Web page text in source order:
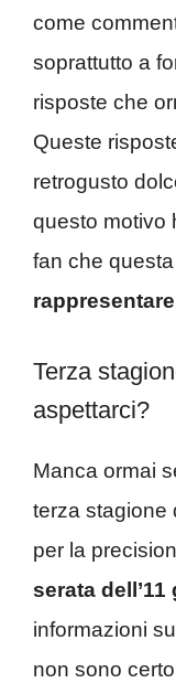
come
soprattutto a
risposte che
Queste
retrogusto
questo motivo
fan che
Terza
aspettarci?
Manca ormai
terza stagione
per la
serata dell’11
informazioni
non sono